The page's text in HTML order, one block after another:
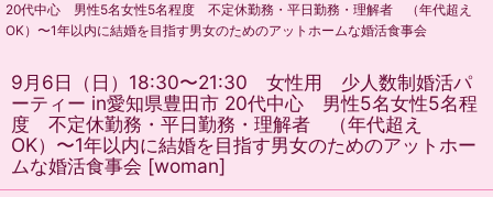
20代中心 男性5名女性5名程度 不定休勤務・平日勤務・理解者 （年代超え
OK）〜1年以内に結婚を目指す男女のためのアットホームな婚活食事会
9月6日（日）18:30〜21:30 女性用 少人数制婚活パ
ーティー in愛知県豊田市 20代中心 男性5名女性5名程
度 不定休勤務・平日勤務・理解者 （年代超え
OK）〜1年以内に結婚を目指す男女のためのアットホー
ムな婚活食事会 [woman]